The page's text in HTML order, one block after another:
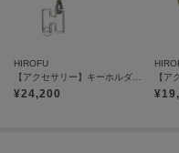
HIROFU
¥24,200 ¥